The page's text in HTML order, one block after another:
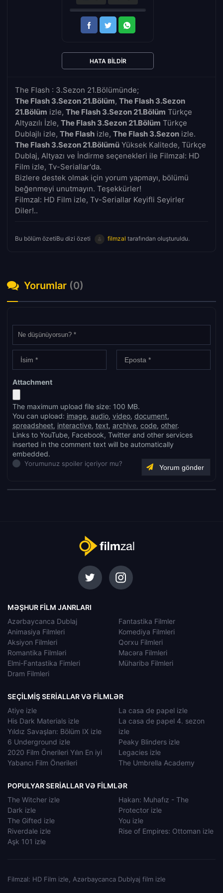
The Flash : 3.Sezon 21.Bölümünde;
The Flash 3.Sezon 21.Bölüm, The Flash 3.Sezon
21.Bölüm izle, The Flash 3.Sezon 21.Bölüm Türkçe
Altyazılı İzle, The Flash 3.Sezon 21.Bölüm Türkçe
Dublajlı izle, The Flash izle, The Flash 3.Sezon izle.
The Flash 3.Sezon 21.Bölümü Yüksek Kalitede, Türkçe
Dublaj, Altyazı ve İndirme seçenekleri ile Filmzal: HD
Film izle, Tv-Seriallar'da.
Bizlere destek olmak için yorum yapmayı, bölümü
beğenmeyi unutmayın. Teşekkürler!
Filmzal: HD Film izle, Tv-Seriallar Keyifli Seyirler
Diler!..
Bu bölüm özetiBu dizi özeti filmzal tarafından oluşturuldu.
HATA BILDIR
Yorumlar (0)
Attachment
The maximum upload file size: 100 MB.
You can upload: image, audio, video, document,
spreadsheet, interactive, text, archive, code, other.
Links to YouTube, Facebook, Twitter and other services
inserted in the comment text will be automatically
embedded.
Yorumunuz spoiler içeriyor mu?
MƏŞHUR FILM JANRLARI
Azərbaycanca Dublaj
Animasiya Filmleri
Aksiyon Filmleri
Romantika Filmləri
Elmi-Fantastika Fimleri
Dram Filmleri
Fantastika Filmler
Komediya Filmleri
Qorxu Filmleri
Macəra Filmleri
Müharibə Filmleri
SEÇILMIŞ SERIALLAR VƏ FILMLƏR
Atiye izle
His Dark Materials izle
Yıldız Savaşları: Bölüm IX izle
6 Underground izle
2020 Film Önerileri Yılın En iyi
Yabancı Film Önerileri
La casa de papel izle
La casa de papel 4. sezon
izle
Peaky Blinders izle
Legacies izle
The Umbrella Academy
POPULYAR SERIALLAR VƏ FILMLƏR
The Witcher izle
Dark izle
The Gifted izle
Riverdale izle
Aşk 101 izle
Hakan: Muhafız - The
Protector izle
You izle
Rise of Empires: Ottoman izle
Filmzal: HD Film izle, Azərbaycanca Dublyaj film izle